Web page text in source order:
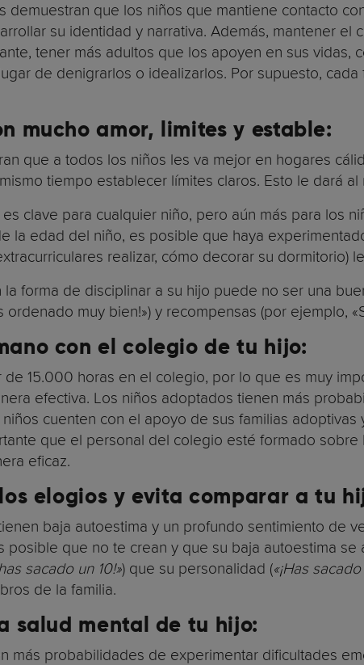
demuestran que los niños que mantiene contacto
su identidad y narrativa. Además, mantener
tener más adultos que los apoyen en sus
de denigrarlos o idealizarlos. Por supuesto,
mucho amor, limites y estable:
que a todos los niños les va mejor en hogares
tiempo establecer límites claros. Esto le dará
clave para cualquier niño, pero aún más para
la edad del niño, es posible que haya
realizar, cómo decorar su dormitorio)
forma de disciplinar a su hijo puede no ser una
ordenado muy bien!») y recompensas (por ejemplo,
con el colegio de tu hijo:
15.000 horas en el colegio, por lo que es muy
efectiva. Los niños adoptados tienen más
cuenten con el apoyo de sus familias
que el personal del colegio esté formado
eficaz.
elogios y evita comparar a tu
baja autoestima y un profundo sentimiento de
posible que no te crean y que su baja autoestima
sacado un 10!») que su personalidad («¡Has
de la familia.
salud mental de tu hijo:
más probabilidades de experimentar dificultades